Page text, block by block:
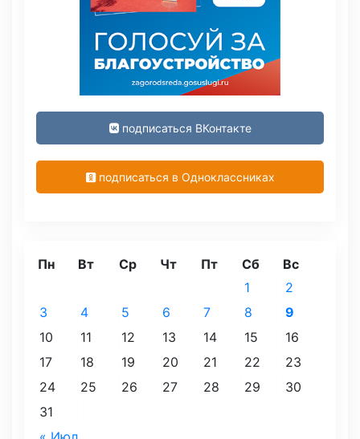
подписаться ВКонтакте
подписаться в Одноклассниках
Пн Вт Ср Чт Пт Сб Вс
1
2
3
4 5 6 7 8
9
10
11 12 13 14 15
16
17
18 19 20 21 22
23
24
25 26 27 28 29
30
31